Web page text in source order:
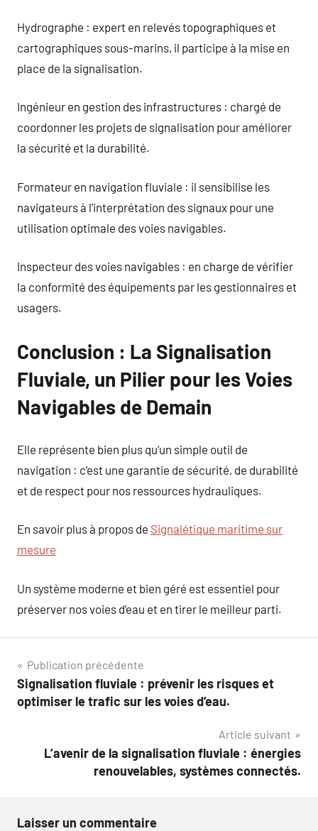
Hydrographe : expert en relevés topographiques et
cartographiques sous-marins, il participe à la mise en
place de la signalisation.
Ingénieur en gestion des infrastructures : chargé de
coordonner les projets de signalisation pour améliorer
la sécurité et la durabilité.
Formateur en navigation fluviale : il sensibilise les
navigateurs à l’interprétation des signaux pour une
utilisation optimale des voies navigables.
Inspecteur des voies navigables : en charge de vérifier
la conformité des équipements par les gestionnaires et
usagers.
Conclusion : La Signalisation
Fluviale, un Pilier pour les Voies
Navigables de Demain
Elle représente bien plus qu’un simple outil de
navigation : c’est une garantie de sécurité, de durabilité
et de respect pour nos ressources hydrauliques.
En savoir plus à propos de Signalétique maritime sur
mesure
Un système moderne et bien géré est essentiel pour
préserver nos voies d’eau et en tirer le meilleur parti.
Navigation
de
Publication précédente
Signalisation fluviale : prévenir les risques et
optimiser le trafic sur les voies d’eau.
Article suivant
L’avenir de la signalisation fluviale : énergies
renouvelables, systèmes connectés.
Laisser un commentaire